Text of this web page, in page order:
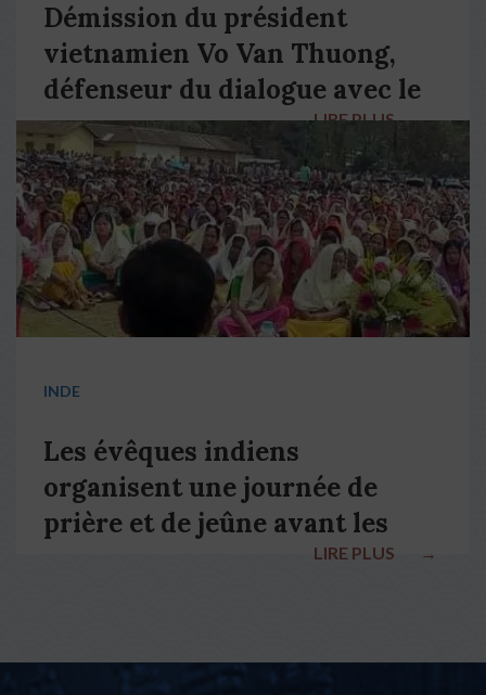
Démission du président
vietnamien Vo Van Thuong,
défenseur du dialogue avec le
pape François
LIRE PLUS →
INDE
Les évêques indiens
organisent une journée de
prière et de jeûne avant les
LIRE PLUS →